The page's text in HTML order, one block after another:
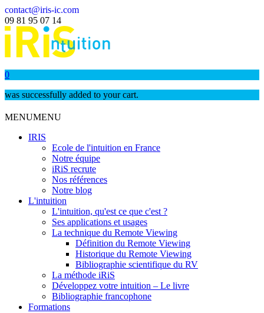
contact@iris-ic.com
09 81 95 07 14
0
was successfully added to your cart.
MENUMENU
IRIS
Ecole de l'intuition en France
Notre équipe
iRiS recrute
Nos références
Notre blog
L'intuition
L'intuition, qu'est ce que c'est ?
Ses applications et usages
La technique du Remote Viewing
Définition du Remote Viewing
Historique du Remote Viewing
Bibliographie scientifique du RV
La méthode iRiS
Développez votre intuition – Le livre
Bibliographie francophone
Formations